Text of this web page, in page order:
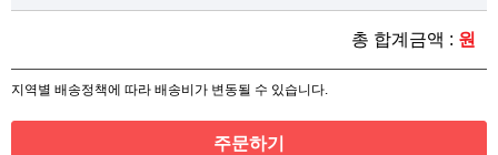
총 합계금액 : 원
지역별 배송정책에 따라 배송비가 변동될 수 있습니다.
주문하기